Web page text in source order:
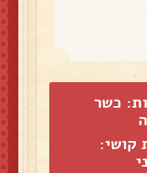
כשר
קושי: